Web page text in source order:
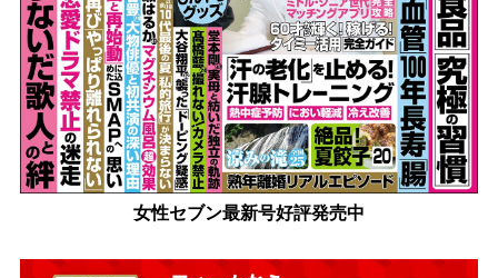
女性セブン最新号好評発売中